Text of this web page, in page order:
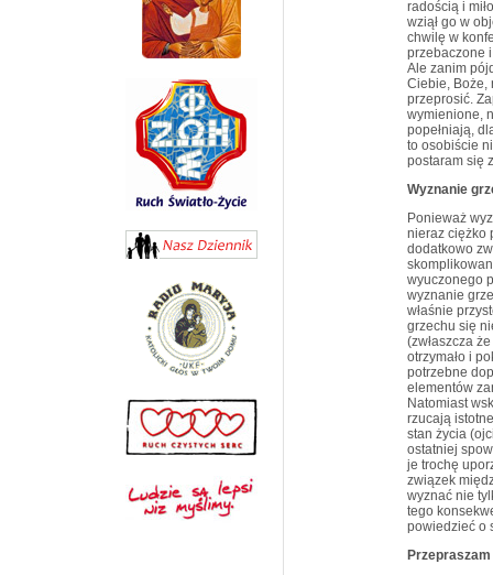
radością i
wziął go w
chwilę w
przebaczone
Ale zanim
Ciebie, Boże,
przeprosić.
wymienione,
popełniają,
to osobiście
postaram się
Wyznanie
Ponieważ
nieraz ciężko
dodatkowo
wyuczonego
wyznanie
właśnie
grzechu się
(zwłaszcza
otrzymało i
potrzebne
elementów
Natomiast
rzucają
stan życia
ostatniej
je trochę
związek
wyznać nie
tego
powiedzieć o